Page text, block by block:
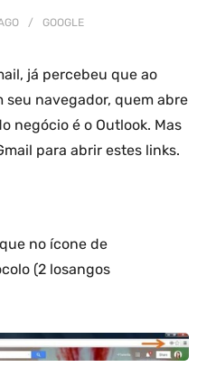
GOOGLE
já percebeu que ao
seu navegador, quem abre
negócio é o Outlook. Mas
para abrir estes links.
no ícone de
(2 losangos